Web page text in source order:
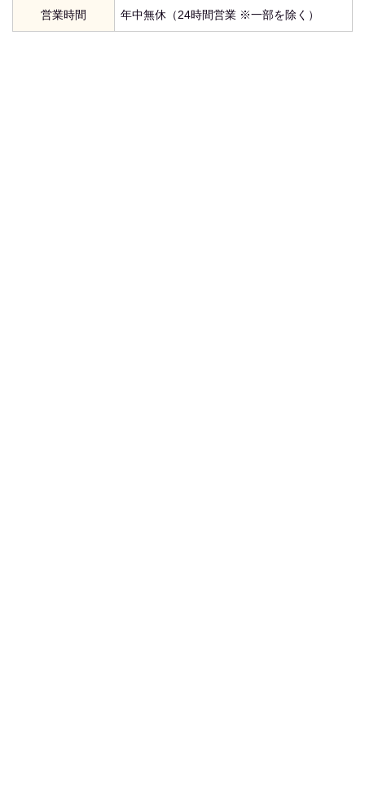
営業時間 年中無休（24時間営業 ※一部を除く）